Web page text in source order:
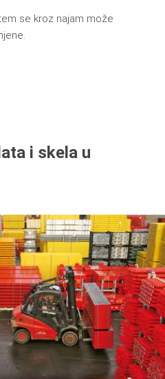
se kroz najam može
i skela u